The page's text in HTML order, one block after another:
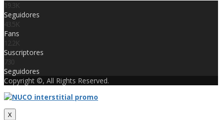
19.3K
Seguidores
43.5K
Fans
12.2K
Suscriptores
730
Seguidores
Copyright ©, All Rights Reserved.
X